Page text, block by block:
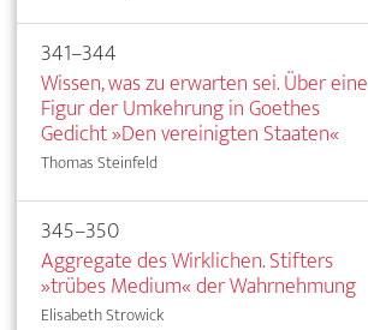
341–344
Wissen, was zu erwarten sei. Über eine
Figur der Umkehrung in Goethes
Gedicht »Den vereinigten Staaten«
Thomas Steinfeld
345–350
Aggregate des Wirklichen. Stifters
»trübes Medium« der Wahrnehmung
Elisabeth Strowick